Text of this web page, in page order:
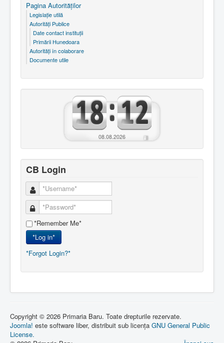
Pagina Autorităţilor
Legislaţie utilă
Autorităţi Publice
Date contact instituţii
Primării Hunedoara
Autorităţi în colaborare
Documente utile
08.08.2026
CB Login
*Remember Me*
*Log in*
*Forgot Login?*
Copyright © 2026 Primaria Baru. Toate drepturile rezervate.
Joomla! este software liber, distribuit sub licența GNU General Public
License.